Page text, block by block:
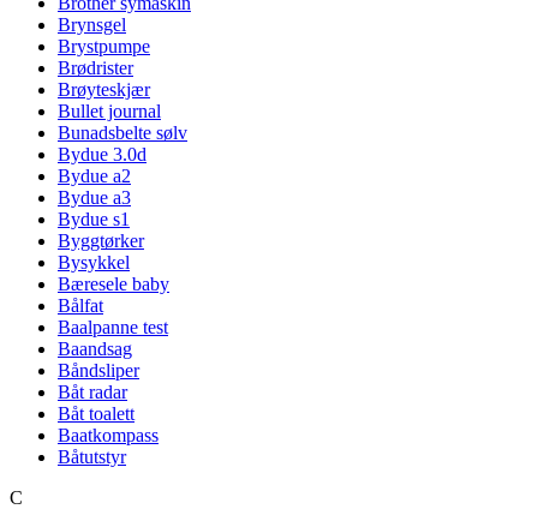
Brynsgel
Brystpumpe
Brødrister
Brøyteskjær
Bullet journal
Bunadsbelte sølv
Bydue 3.0d
Bydue a2
Bydue a3
Bydue s1
Byggtørker
Bysykkel
Bæresele baby
Bålfat
Baalpanne test
Baandsag
Båndsliper
Båt radar
Båt toalett
Baatkompass
Båtutstyr
C